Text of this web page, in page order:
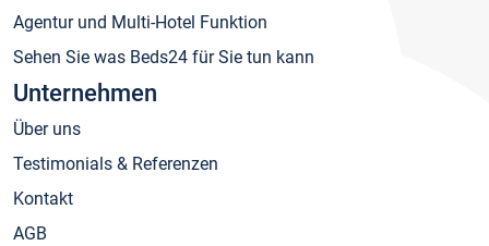
Agentur und Multi-Hotel Funktion
Sehen Sie was Beds24 für Sie tun kann
Unternehmen
Über uns
Testimonials & Referenzen
Kontakt
AGB